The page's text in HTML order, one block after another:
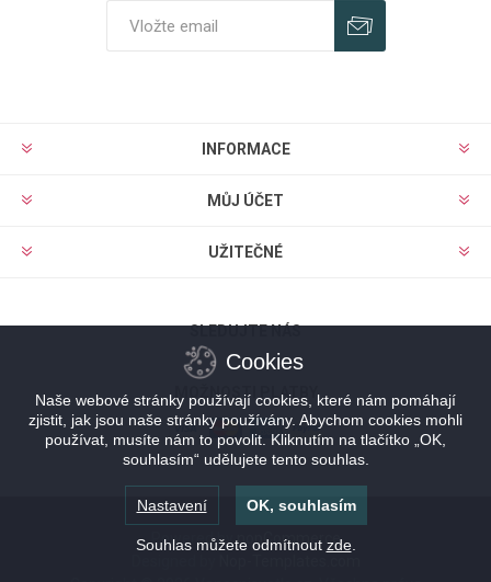
INFORMACE
MŮJ ÚČET
UŽITEČNÉ
SLEDUJTE NÁS
MOŽNOSTI PLATBY
Powered bynopCommerce
Cookies
Naše webové stránky používají cookies, které nám pomáhají
zjistit, jak jsou naše stránky používány. Abychom cookies mohli
používat, musíte nám to povolit. Kliknutím na tlačítko „OK,
souhlasím“ udělujete tento souhlas.
Nastavení OK, souhlasím
Souhlas můžete odmítnout zde.